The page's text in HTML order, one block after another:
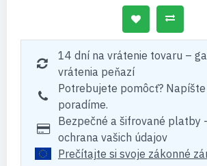
14 dní na vrátenie tovaru –
vrátenia peňazí
Potrebujete pomôcť? Napíšte
poradíme.
Bezpečné a šifrované platby
ochrana vašich údajov
Prečítajte si svoje zákonné